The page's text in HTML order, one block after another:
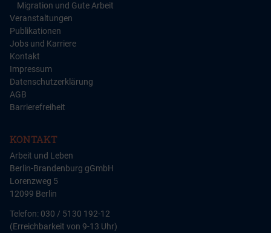
Migration und Gute Arbeit
Veranstaltungen
Publikationen
Jobs und Karriere
Kontakt
Impressum
Datenschutzerklärung
AGB
Barrierefreiheit
KONTAKT
Arbeit und Leben
Berlin-Brandenburg gGmbH
Lorenzweg 5
12099 Berlin
Telefon: 030 / 5130 192-12
(Erreichbarkeit von 9-13 Uhr)